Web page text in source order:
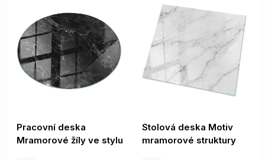
Pracovní deska
Mramorové žíly ve stylu
Stolová deska Motiv
mramorové struktury